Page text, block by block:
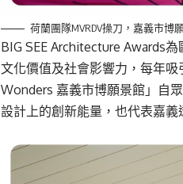
荷蘭團隊MVRDV操刀，嘉義市博
BIG SEE Architecture Awards
文化價值及社會影響力，每年
Wonders 嘉義市博願景館」自
設計上的創新能量，也代表嘉